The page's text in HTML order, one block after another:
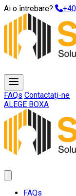
Ai o întrebare?
FAQs Contactaţi-ne
ALEGE BOXA
FAQs